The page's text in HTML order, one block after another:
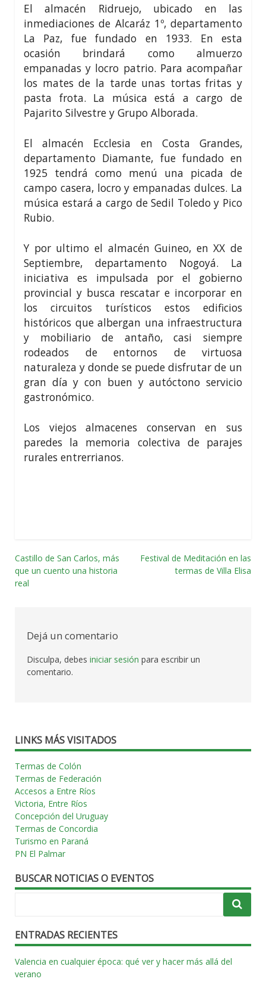
El almacén Ridruejo, ubicado en las
inmediaciones de Alcaráz 1º, departamento
La Paz, fue fundado en 1933. En esta
ocasión brindará como almuerzo
empanadas y locro patrio. Para acompañar
los mates de la tarde unas tortas fritas y
pasta frota. La música está a cargo de
Pajarito Silvestre y Grupo Alborada.
El almacén Ecclesia en Costa Grandes,
departamento Diamante, fue fundado en
1925 tendrá como menú una picada de
campo casera, locro y empanadas dulces. La
música estará a cargo de Sedil Toledo y Pico
Rubio.
Y por ultimo el almacén Guineo, en XX de
Septiembre, departamento Nogoyá. La
iniciativa es impulsada por el gobierno
provincial y busca rescatar e incorporar en
los circuitos turísticos estos edificios
históricos que albergan una infraestructura
y mobiliario de antaño, casi siempre
rodeados de entornos de virtuosa
naturaleza y donde se puede disfrutar de un
gran día y con buen y autóctono servicio
gastronómico.
Los viejos almacenes conservan en sus
paredes la memoria colectiva de parajes
rurales entrerrianos.
Navegación
por
Castillo de San Carlos, más
que un cuento una historia
real
Festival de Meditación en las
termas de Villa Elisa
Dejá un comentario
Disculpa, debes iniciar sesión para escribir un
comentario.
LINKS MÁS VISITADOS
Termas de Colón
Termas de Federación
Accesos a Entre Ríos
Victoria, Entre Ríos
Concepción del Uruguay
Termas de Concordia
Turismo en Paraná
PN El Palmar
BUSCAR NOTICIAS O EVENTOS
ENTRADAS RECIENTES
Valencia en cualquier época: qué ver y hacer más allá del
verano